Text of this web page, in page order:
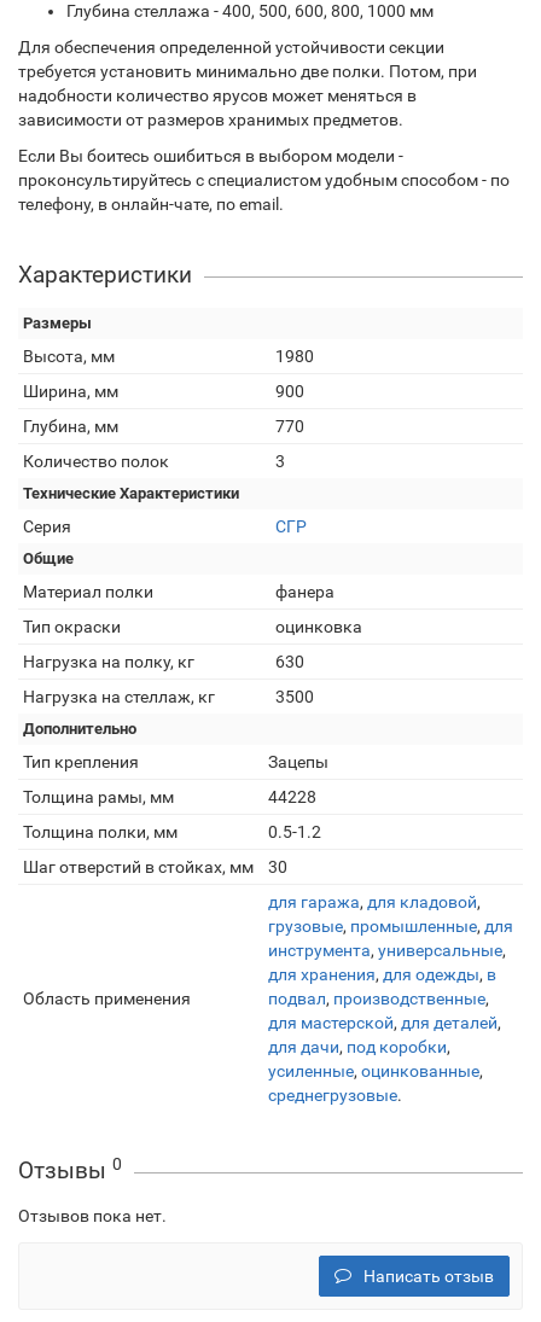
Глубина стеллажа - 400, 500, 600, 800, 1000 мм
Для обеспечения определенной устойчивости секции
требуется установить минимально две полки. Потом, при
надобности количество ярусов может меняться в
зависимости от размеров хранимых предметов.
Если Вы боитесь ошибиться в выбором модели -
проконсультируйтесь с специалистом удобным способом - по
телефону, в онлайн-чате, по email.
Характеристики
Размеры
Высота, мм
1980
Ширина, мм
900
Глубина, мм
770
Количество полок
3
Технические Характеристики
Серия СГР
Общие
Материал полки
фанера
Тип окраски
оцинковка
Нагрузка на полку, кг
630
Нагрузка на стеллаж, кг
3500
Дополнительно
Тип крепления
Зацепы
Толщина рамы, мм
44228
Толщина полки, мм
0.5-1.2
Шаг отверстий в стойках, мм
30
Область применения
для гаража, для кладовой,
грузовые, промышленные, для
инструмента, универсальные,
для хранения, для одежды, в
подвал, производственные,
для мастерской, для деталей,
для дачи, под коробки,
усиленные, оцинкованные,
среднегрузовые.
Отзывы 0
Отзывов пока нет.
Написать отзыв